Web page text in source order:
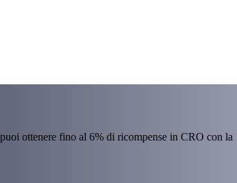
ottenere fino al 6% di ricompense in CRO con la